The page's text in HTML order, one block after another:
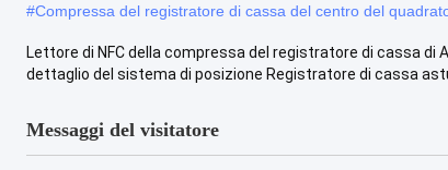
#Compressa del registratore di cassa del centro del
Lettore di NFC della compressa del registratore di cassa di
dettaglio del sistema di posizione Registratore di cassa
Messaggi del visitatore